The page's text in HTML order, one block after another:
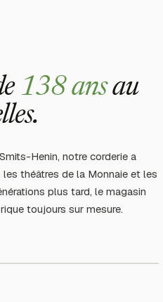
138 ansau
Henin, notre corderie a
théâtres de la Monnaie et les
plus tard, le magasin
toujours sur mesure.